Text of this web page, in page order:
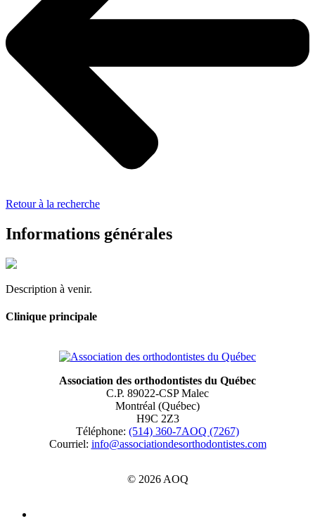
Retour à la recherche
Informations générales
Description à venir.
Clinique principale
Association des orthodontistes du Québec
C.P. 89022-CSP Malec
Montréal (Québec)
H9C 2Z3
Téléphone: (514) 360-7AOQ (7267)
Courriel: info@associationdesorthodontistes.com
© 2026 AOQ